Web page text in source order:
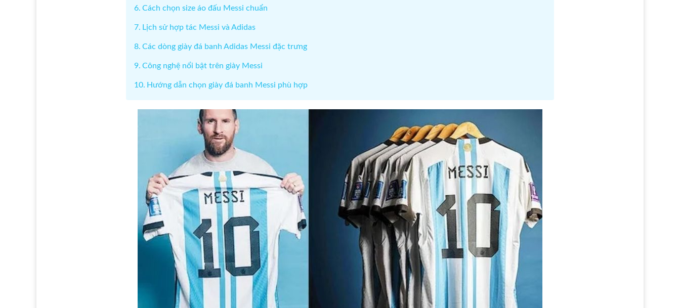
Cách chọn size áo đấu Messi chuẩn
Lịch sử hợp tác Messi và Adidas
Các dòng giày đá banh Adidas Messi đặc trưng
Công nghệ nổi bật trên giày Messi
Hướng dẫn chọn giày đá banh Messi phù hợp